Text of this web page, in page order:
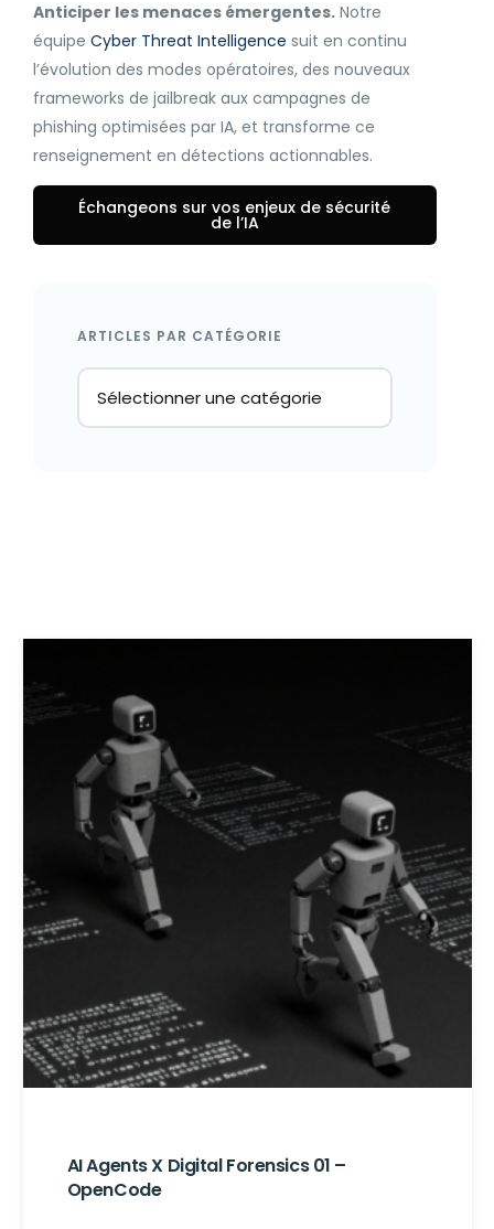
Anticiper les menaces émergentes. Notre
équipe Cyber Threat Intelligence suit en continu
l’évolution des modes opératoires, des nouveaux
frameworks de jailbreak aux campagnes de
phishing optimisées par IA, et transforme ce
renseignement en détections actionnables.
Échangeons sur vos enjeux de sécurité
de l’IA
ARTICLES PAR CATÉGORIE
AI Agents X Digital Forensics 01 –
OpenCode